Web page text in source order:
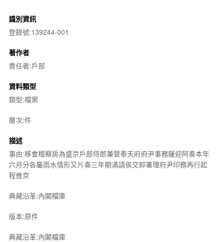
識別資訊
登錄號:139244-001
著作者
責任者:戶部
資料類型
類型:檔案
層次:件
描述
事由:移會稽察房為盛京戶部侍郎兼管奉天府府尹事務薩迎阿奏本年
六月分各屬雨水情形又片奏三年期滿請俟交卸署理府尹印務再行起
程進京
典藏沿革:內閣檔庫
版本:原件
典藏沿革:內閣檔庫